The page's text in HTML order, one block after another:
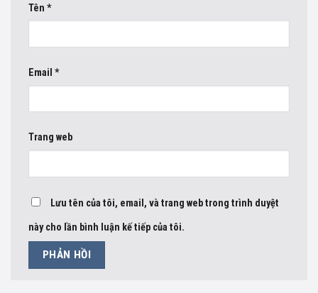
Tên *
Email *
Trang web
Lưu tên của tôi, email, và trang web trong trình duyệt
này cho lần bình luận kế tiếp của tôi.